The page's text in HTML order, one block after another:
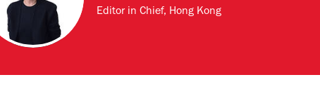
Editor in Chief, Hong Kong